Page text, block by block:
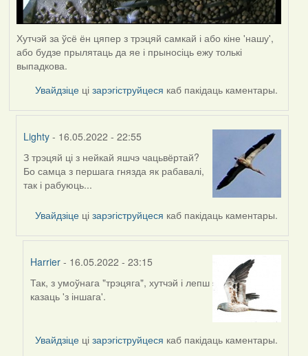
Хутчэй за ўсё ён цяпер з трэцяй самкай і або кіне 'нашу',
або будзе прылятаць да яе і прыносіць ежу толькі
выпадкова.
Увайдзіце цізарэгіструйцеся каб пакідаць каментары.
Lighty - 16.05.2022 - 22:55
In
reply
to
Harrier
З трэцяй ці з нейкай яшчэ чацьвёртай?
Бо самца з першага гнязда як рабавалі,
так і рабуюць...
Увайдзіце цізарэгіструйцеся каб пакідаць каментары.
Harrier - 16.05.2022 - 23:15
In
reply
Lighty
Так, з умоўнага "трэцяга", хутчэй і лепш
казаць 'з іншага'.
Увайдзіце цізарэгіструйцеся каб пакідаць каментары.